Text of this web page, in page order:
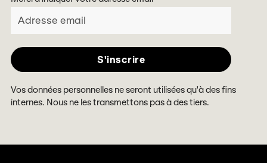
Vos données personnelles ne seront utilisées qu'à des fins
internes. Nous ne les transmettons pas à des tiers.